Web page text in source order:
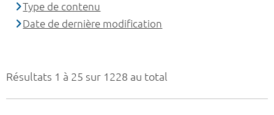
Résultats 1 à 25 sur 1228 au total
Type de contenu
Date de dernière modification